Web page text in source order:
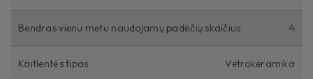
Bendras vienu metu naudojamų padėčių skaičius 4
Kaitlentės tipas Vetrokeramika